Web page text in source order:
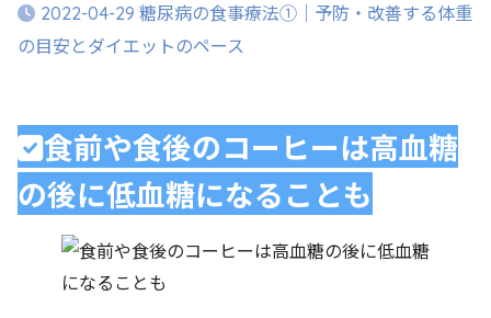
2022-04-29 糖尿病の食事療法①｜予防・改善する体重
の目安とダイエットのペース
食前や食後のコーヒーは高血糖
の後に低血糖になることも